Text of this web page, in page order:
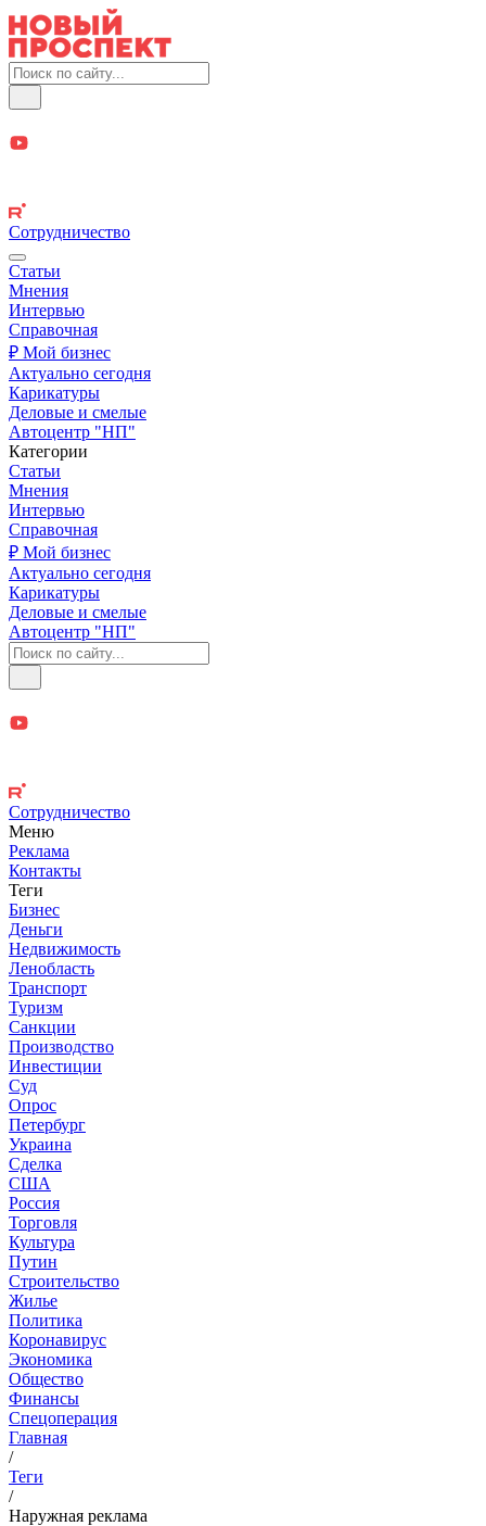
Сотрудничество
Статьи
Мнения
Интервью
Справочная
₽ Мой бизнес
Актуально сегодня
Карикатуры
Деловые и смелые
Автоцентр "НП"
Категории
Статьи
Мнения
Интервью
Справочная
₽ Мой бизнес
Актуально сегодня
Карикатуры
Деловые и смелые
Автоцентр "НП"
Сотрудничество
Меню
Реклама
Контакты
Теги
Бизнес
Деньги
Недвижимость
Ленобласть
Транспорт
Туризм
Санкции
Производство
Инвестиции
Суд
Опрос
Петербург
Украина
Сделка
США
Россия
Торговля
Культура
Путин
Строительство
Жилье
Политика
Коронавирус
Экономика
Общество
Финансы
Спецоперация
Главная
/
Теги
/
Наружная реклама